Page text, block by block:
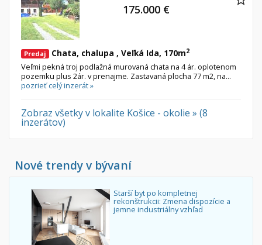
Predaj Chata, chalupa , Veľká Ida, 170m2
Veľmi pekná troj podlažná murovaná chata na 4 ár. oplotenom
pozemku plus 2ár. v prenajme. Zastavaná plocha 77 m2, na...
pozrieť celý inzerát »
175.000 €
Zobraz všetky v lokalite Košice - okolie » (8
inzerátov)
Nové trendy v bývaní
Starší byt po kompletnej
rekonštrukcii: Zmena dispozície a
jemne industriálny vzhľad